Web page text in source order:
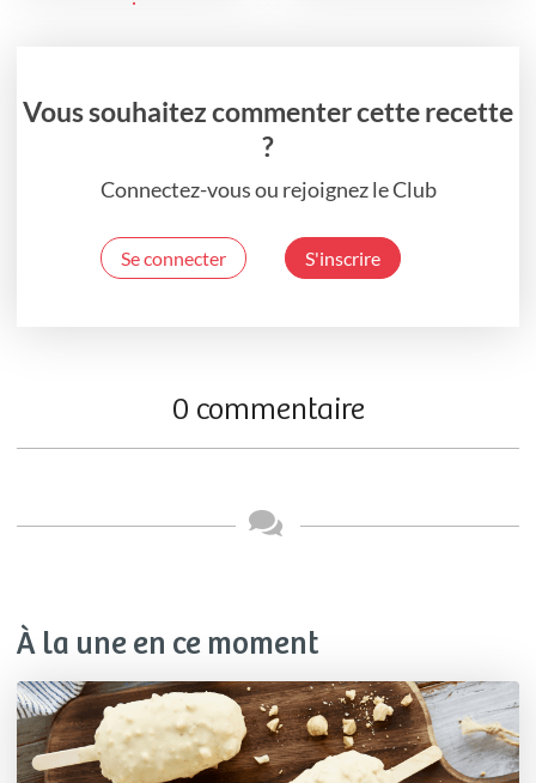
Vous souhaitez commenter cette recette
?
Connectez-vous ou rejoignez le Club
Se connecter S'inscrire
0 commentaire
À la une en ce moment